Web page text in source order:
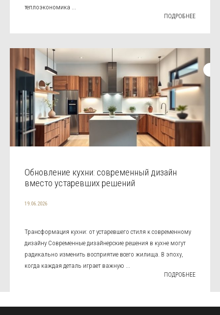
теплоэкономика ...
ПОДРОБНЕЕ
Обновление кухни: современный дизайн
вместо устаревших решений
19.06.2026
Трансформация кухни: от устаревшего стиля к современному
дизайну Современные дизайнерские решения в кухне могут
радикально изменить восприятие всего жилища. В эпоху,
когда каждая деталь играет важную ...
ПОДРОБНЕЕ